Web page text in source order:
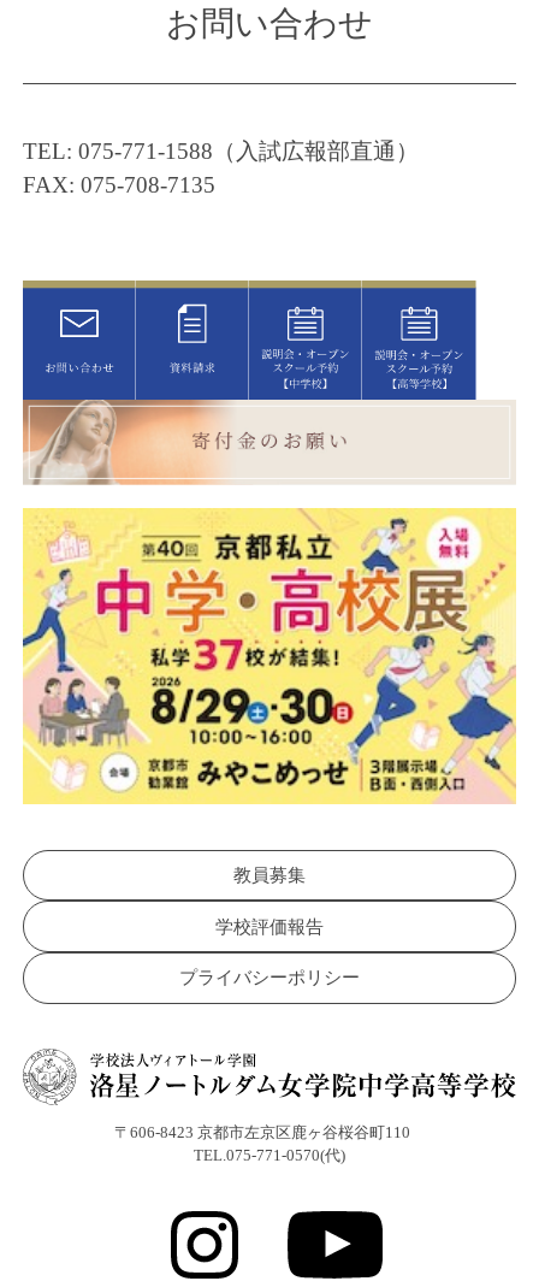
お問い合わせ
TEL: 075-771-1588（入試広報部直通）
FAX: 075-708-7135
教員募集
学校評価報告
プライバシーポリシー
〒606-8423 京都市左京区鹿ヶ谷桜谷町110
TEL.075-771-0570(代)